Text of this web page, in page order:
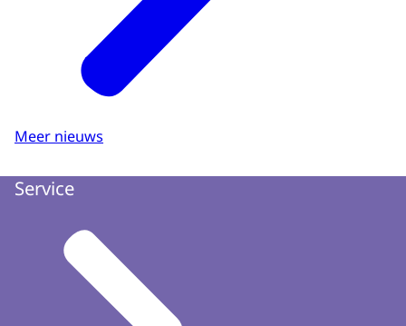
Meer nieuws
Service